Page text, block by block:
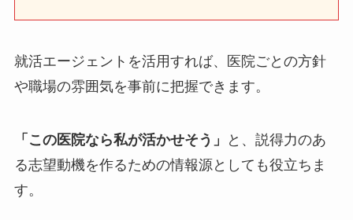
就活エージェントを活用すれば、医院ごとの方針
や職場の雰囲気を事前に把握できます。
「この医院なら私が活かせそう」
と、説得力のあ
る志望動機を作るための情報源としても役立ちま
す。